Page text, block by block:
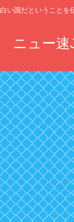
い国だということを
ニュー速